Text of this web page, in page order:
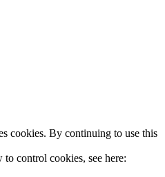
cookies. By continuing to use this
control cookies, see here: